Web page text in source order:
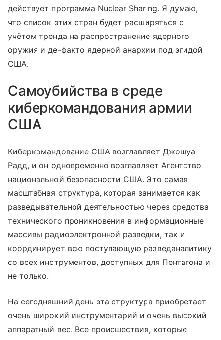
действует программа Nuclear Sharing. Я думаю,
что список этих стран будет расширяться с
учётом тренда на распространение ядерного
оружия и де-факто ядерной анархии под эгидой
США.
Самоубийства в среде
киберкомандования армии
США
Киберкомандование США возглавляет Джошуа
Радд, и он одновременно возглавляет Агентство
национальной безопасности США. Это самая
масштабная структура, которая занимается как
разведывательной деятельностью через средства
технического проникновения в информационные
массивы радиоэлектронной разведки, так и
координирует всю поступающую разведаналитику
со всех инструментов, доступных для Пентагона и
не только.
На сегодняшний день эта структура приобретает
очень широкий инструментарий и очень высокий
аппаратный вес. Все происшествия, которые